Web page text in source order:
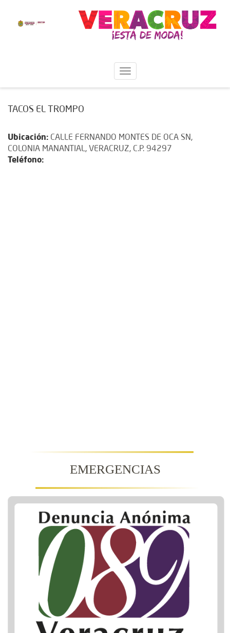
TACOS EL TROMPO
Ubicación: CALLE FERNANDO MONTES DE OCA SN,
COLONIA MANANTIAL, VERACRUZ, C.P. 94297
Teléfono:
EMERGENCIAS